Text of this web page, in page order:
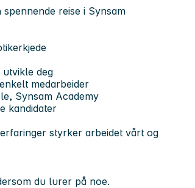
reise i Synsam
utvikle deg
medarbeider
Synsam Academy
kandidater
styrker arbeidet vårt og
du lurer på noe.